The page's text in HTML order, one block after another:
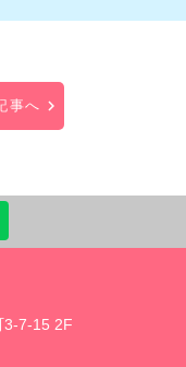
事へ
3-7-15 2F